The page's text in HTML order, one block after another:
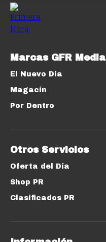
Marcas GFR Media
El Nuevo Día
Magacín
Por Dentro
Otros Servicios
Oferta del Día
Shop PR
Clasificados PR